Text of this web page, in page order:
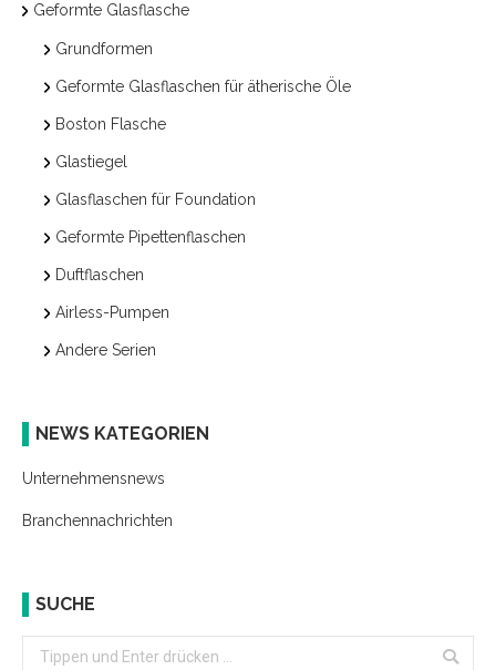
Geformte Glasflasche
Grundformen
Geformte Glasflaschen für ätherische Öle
Boston Flasche
Glastiegel
Glasflaschen für Foundation
Geformte Pipettenflaschen
Duftflaschen
Airless-Pumpen
Andere Serien
NEWS KATEGORIEN
Unternehmensnews
Branchennachrichten
SUCHE
Search: